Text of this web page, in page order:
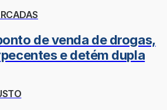
de venda de drogas,
e detém dupla